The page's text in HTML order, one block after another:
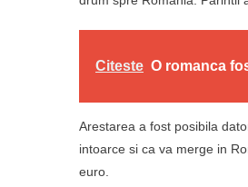
Citeste O romanca
Arestarea a fost posibila
intoarce si ca va merge in
euro.